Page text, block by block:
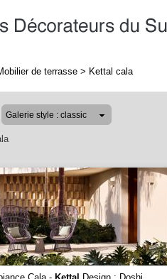
de terrasse > Kettal cala